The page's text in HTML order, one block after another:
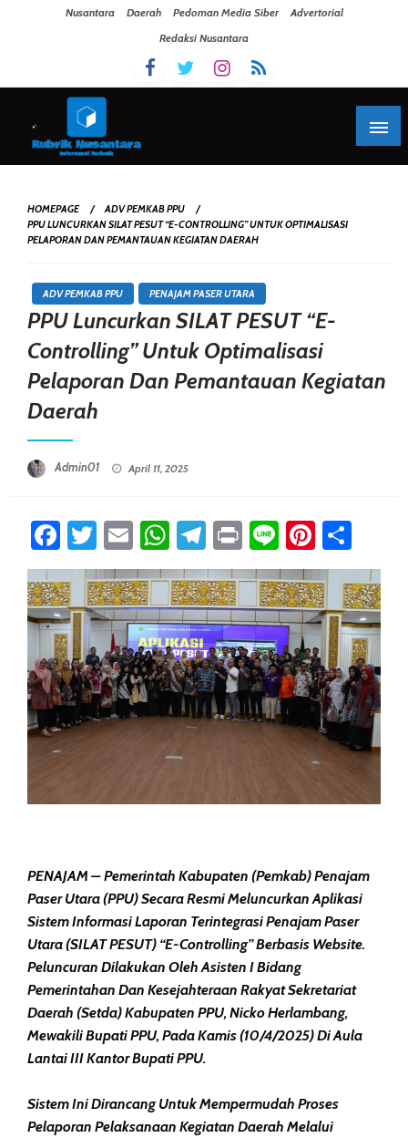
Nusantara Daerah Pedoman Media Siber
Advertorial
Redaksi Nusantara
HOMEPAGE
ADV PEMKAB PPU
PPU LUNCURKAN SILAT PESUT “E-CONTROLLING” UNTUK OPTIMALISASI
PELAPORAN DAN PEMANTAUAN KEGIATAN DAERAH
ADV PEMKAB PPU PENAJAM PASER UTARA
PPU Luncurkan SILAT PESUT “E-
Controlling” Untuk Optimalisasi
Pelaporan Dan Pemantauan Kegiatan
Daerah
Admin01 April 11, 2025
Facebook
Twitter
EmailWhatsApp
Telegram
PrintLine
PENAJAM – Pemerintah Kabupaten (Pemkab) Penajam
Paser Utara (PPU) Secara Resmi Meluncurkan Aplikasi
Sistem Informasi Laporan Terintegrasi Penajam Paser
Utara (SILAT PESUT) “E-Controlling” Berbasis Website.
Peluncuran Dilakukan Oleh Asisten I Bidang
Pemerintahan Dan Kesejahteraan Rakyat Sekretariat
Daerah (Setda) Kabupaten PPU, Nicko Herlambang,
Mewakili Bupati PPU, Pada Kamis (10/4/2025) Di Aula
Lantai III Kantor Bupati PPU.
Sistem Ini Dirancang Untuk Mempermudah Proses
Pelaporan Pelaksanaan Kegiatan Daerah Melalui